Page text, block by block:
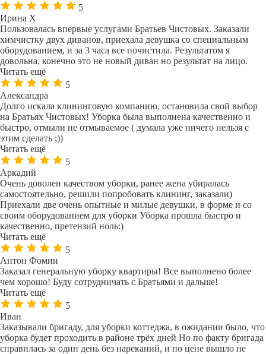
5
Ирина Х
Пользовалась впервые услугами Братьев Чистовых. Заказали
химчистку двух диванов, приехала девушка со специальным
оборудованием, и за 3 часа все почистила. Результатом я
довольна, конечно это не новый диван но результат на лицо.
Читать ещё
5
Александра
Долго искала клининговую компанию, остановила свой выбор
на Братьях Чистовых! Уборка была выполнена качественно и
быстро, отмыли не отмываемое ( думала уже ничего нельзя с
этим сделать ;))
Читать ещё
5
Аркадий
Очень доволен качеством уборки, ранее жена убиралась
самостоятельно, решили попробовать клининг, заказали)
Приехали две очень опытные и милые девушки, в форме и со
своим оборудованием для уборки Уборка прошла быстро и
качественно, претензий ноль:)
Читать ещё
5
Антон Фомин
Заказал генеральную уборку квартиры! Все выполнено более
чем хорошо! Буду сотрудничать с Братьями и дальше!
Читать ещё
5
Иван
Заказывали бригаду, для уборки коттеджа, в ожидании было, что
уборка будет проходить в районе трёх дней Но по факту бригада
справилась за один день без нареканий, и по цене вышло не